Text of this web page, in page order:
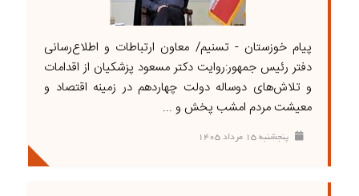
پیام خوزستان - تسنیم/ معاون ارتباطات و اطلاع‌رسانی
دفتر رئیس جمهور:روایت دکتر مسعود پزشکیان از اقدامات
و تلاش‌های دوساله دولت چهاردهم در زمینه اقتصاد و
معیشت مردم امشب پخش و ...
پنجشنبه ۱۵ مرداد ۱۴۰۵